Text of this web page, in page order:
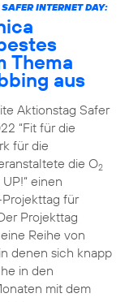
INTERNET DAY:
Thema
aus
Aktionstag Safer
“Fit für die
für die
die O2
einen
für
Projekttag
Reihe von
denen sich knapp
in den
mit dem